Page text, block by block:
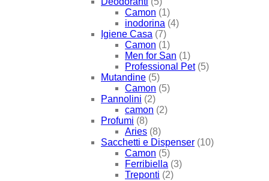
Camon (1)
inodorina (4)
Igiene Casa (7)
Camon (1)
Men for San (1)
Professional Pet (5)
Mutandine (5)
Camon (5)
Pannolini (2)
camon (2)
Profumi (8)
Aries (8)
Sacchetti e Dispenser (10)
Camon (5)
Ferribiella (3)
Treponti (2)